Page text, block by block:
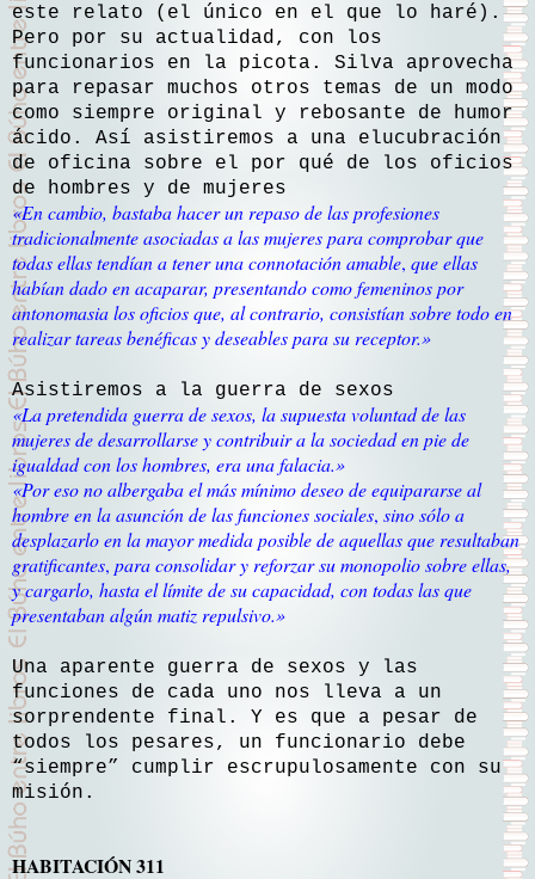
este relato (el único en el que lo haré).
Pero por su actualidad, con los
funcionarios en la picota. Silva aprovecha
para repasar muchos otros temas de un modo
como siempre original y rebosante de humor
ácido. Así asistiremos a una elucubración
de oficina sobre el por qué de los oficios
de hombres y de mujeres
«En cambio, bastaba hacer un repaso de las profesiones
tradicionalmente asociadas a las mujeres para comprobar que
todas ellas tendían a tener una connotación amable, que ellas
habían dado en acaparar, presentando como femeninos por
antonomasia los oficios que, al contrario, consistían sobre todo en
realizar tareas benéficas y deseables para su receptor.»
Asistiremos a la guerra de sexos
«La pretendida guerra de sexos, la supuesta voluntad de las
mujeres de desarrollarse y contribuir a la sociedad en pie de
igualdad con los hombres, era una falacia.»
«Por eso no albergaba el más mínimo deseo de equipararse al
hombre en la asunción de las funciones sociales, sino sólo a
desplazarlo en la mayor medida posible de aquellas que resultaban
gratificantes, para consolidar y reforzar su monopolio sobre ellas,
y cargarlo, hasta el límite de su capacidad, con todas las que
presentaban algún matiz repulsivo.»
Una aparente guerra de sexos y las
funciones de cada uno nos lleva a un
sorprendente final. Y es que a pesar de
todos los pesares, un funcionario debe
“siempre” cumplir escrupulosamente con su
misión.
HABITACIÓN 311